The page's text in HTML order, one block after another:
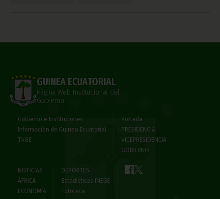
GUINEA ECUATORIAL
Página Web Institucional del
Gobierno
Gobierno e Instituciones
Información de Guinea Ecuatorial
TVGE
Portada
PRESIDENCIA
VICEPRESIDENCIA
GOBIERNO
NOTICIAS
ÁFRICA
ECONOMÍA
DEPORTES
Estadísticas INEGE
Fototeca